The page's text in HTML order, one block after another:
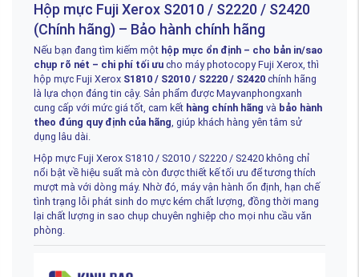
Hộp mực Fuji Xerox S2010 / S2220 / S2420
(Chính hãng) – Bảo hành chính hãng
Nếu bạn đang tìm kiếm một hộp mực ổn định – cho bản in/sao
chụp rõ nét – chi phí tối ưu cho máy photocopy Fuji Xerox, thì
hộp mực Fuji Xerox S1810 / S2010 / S2220 / S2420 chính hãng
là lựa chọn đáng tin cậy. Sản phẩm được Mayvanphongxanh
cung cấp với mức giá tốt, cam kết hàng chính hãng và bảo hành
theo đúng quy định của hãng , giúp khách hàng yên tâm sử
dụng lâu dài.
Hộp mực Fuji Xerox S1810 / S2010 / S2220 / S2420 không chỉ
nổi bật về hiệu suất mà còn được thiết kế tối ưu để tương thích
mượt mà với dòng máy. Nhờ đó, máy vận hành ổn định, hạn chế
tình trạng lỗi phát sinh do mực kém chất lượng, đồng thời mang
lại chất lượng in sao chụp chuyên nghiệp cho mọi nhu cầu văn
phòng.